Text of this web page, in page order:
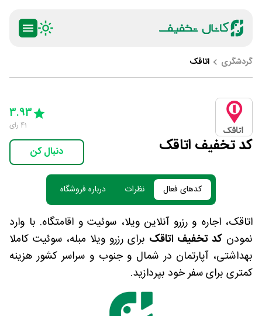
گردشگری اتاقک
کد تخفیف اتاقک
3 Stars
4 Stars
5 Stars
3.93
41 رای
دنبال کن
کدهای فعال نظرات درباره فروشگاه
اتاقک، اجاره و رزرو آنلاین ویلا، سوئیت و اقامتگاه. با وارد
نمودن کد تخفیف اتاقک برای رزرو ویلا مبله، سوئیت کاملا
بهداشتی، آپارتمان در شمال و جنوب و سراسر کشور هزینه
کمتری برای سفر خود بپردازید.